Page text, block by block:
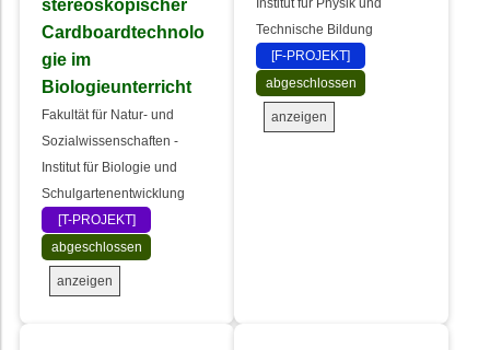
stereoskopischer
Cardboardtechnolo
gie im
Biologieunterricht
Fakultät für Natur- und
Sozialwissenschaften -
Institut für Biologie und
Schulgartenentwicklung
[T-PROJEKT]
abgeschlossen
anzeigen
Technische Bildung
[F-PROJEKT]
abgeschlossen
anzeigen